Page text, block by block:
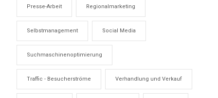
Presse-Arbeit Regionalmarketing
Selbstmanagement Social Media
Suchmaschinenoptimierung
Traffic - Besucherströme Verhandlung und Verkauf